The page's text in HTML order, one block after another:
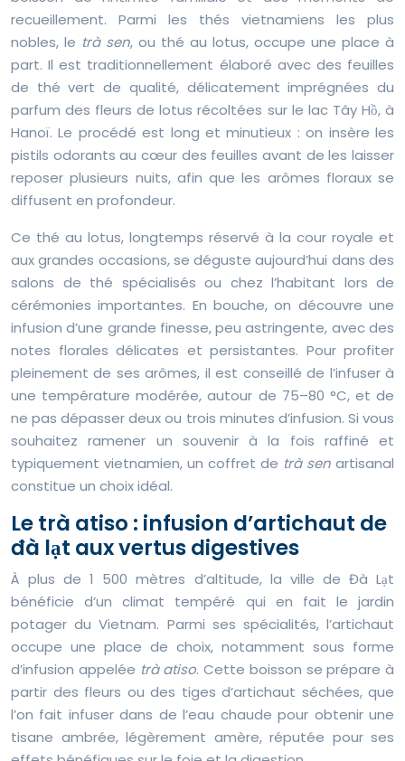
recueillement. Parmi les thés vietnamiens les plus
nobles, le trà sen, ou thé au lotus, occupe une place à
part. Il est traditionnellement élaboré avec des feuilles
de thé vert de qualité, délicatement imprégnées du
parfum des fleurs de lotus récoltées sur le lac Tây Hồ, à
Hanoï. Le procédé est long et minutieux : on insère les
pistils odorants au cœur des feuilles avant de les laisser
reposer plusieurs nuits, afin que les arômes floraux se
diffusent en profondeur.
Ce thé au lotus, longtemps réservé à la cour royale et
aux grandes occasions, se déguste aujourd’hui dans des
salons de thé spécialisés ou chez l’habitant lors de
cérémonies importantes. En bouche, on découvre une
infusion d’une grande finesse, peu astringente, avec des
notes florales délicates et persistantes. Pour profiter
pleinement de ses arômes, il est conseillé de l’infuser à
une température modérée, autour de 75–80 °C, et de
ne pas dépasser deux ou trois minutes d’infusion. Si vous
souhaitez ramener un souvenir à la fois raffiné et
typiquement vietnamien, un coffret de trà sen artisanal
constitue un choix idéal.
Le trà atiso : infusion d’artichaut de
đà lạt aux vertus digestives
À plus de 1 500 mètres d’altitude, la ville de Đà Lạt
bénéficie d’un climat tempéré qui en fait le jardin
potager du Vietnam. Parmi ses spécialités, l’artichaut
occupe une place de choix, notamment sous forme
d’infusion appelée trà atiso. Cette boisson se prépare à
partir des fleurs ou des tiges d’artichaut séchées, que
l’on fait infuser dans de l’eau chaude pour obtenir une
tisane ambrée, légèrement amère, réputée pour ses